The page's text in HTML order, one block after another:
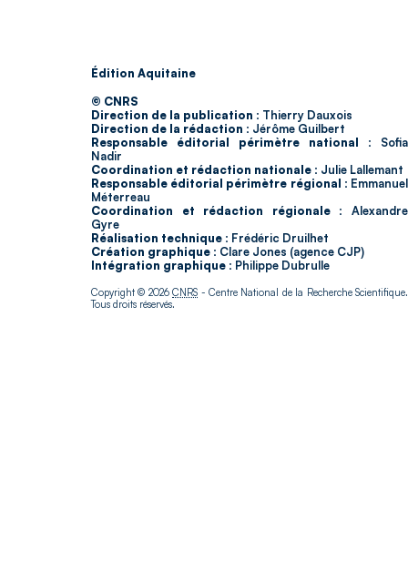
Édition Aquitaine
© CNRS
Direction de la publication : Thierry Dauxois
Direction de la rédaction : Jérôme Guilbert
Responsable éditorial périmètre national : Sofia
Nadir
Coordination et rédaction nationale : Julie Lallemant
Responsable éditorial périmètre régional : Emmanuel
Méterreau
Coordination et rédaction régionale : Alexandre
Gyre
Réalisation technique : Frédéric Druilhet
Création graphique : Clare Jones (agence CJP)
Intégration graphique : Philippe Dubrulle
Copyright © 2026CNRS - Centre National de la Recherche Scientifique.
Tous droits réservés.